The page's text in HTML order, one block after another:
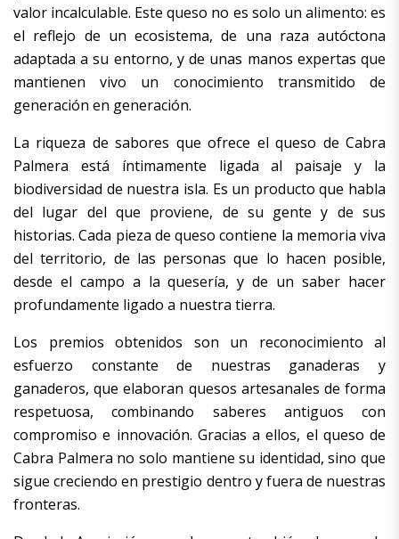
valor incalculable. Este queso no es solo un alimento: es
el reflejo de un ecosistema, de una raza autóctona
adaptada a su entorno, y de unas manos expertas que
mantienen vivo un conocimiento transmitido de
generación en generación.
La riqueza de sabores que ofrece el queso de Cabra
Palmera está íntimamente ligada al paisaje y la
biodiversidad de nuestra isla. Es un producto que habla
del lugar del que proviene, de su gente y de sus
historias. Cada pieza de queso contiene la memoria viva
del territorio, de las personas que lo hacen posible,
desde el campo a la quesería, y de un saber hacer
profundamente ligado a nuestra tierra.
Los premios obtenidos son un reconocimiento al
esfuerzo constante de nuestras ganaderas y
ganaderos, que elaboran quesos artesanales de forma
respetuosa, combinando saberes antiguos con
compromiso e innovación. Gracias a ellos, el queso de
Cabra Palmera no solo mantiene su identidad, sino que
sigue creciendo en prestigio dentro y fuera de nuestras
fronteras.